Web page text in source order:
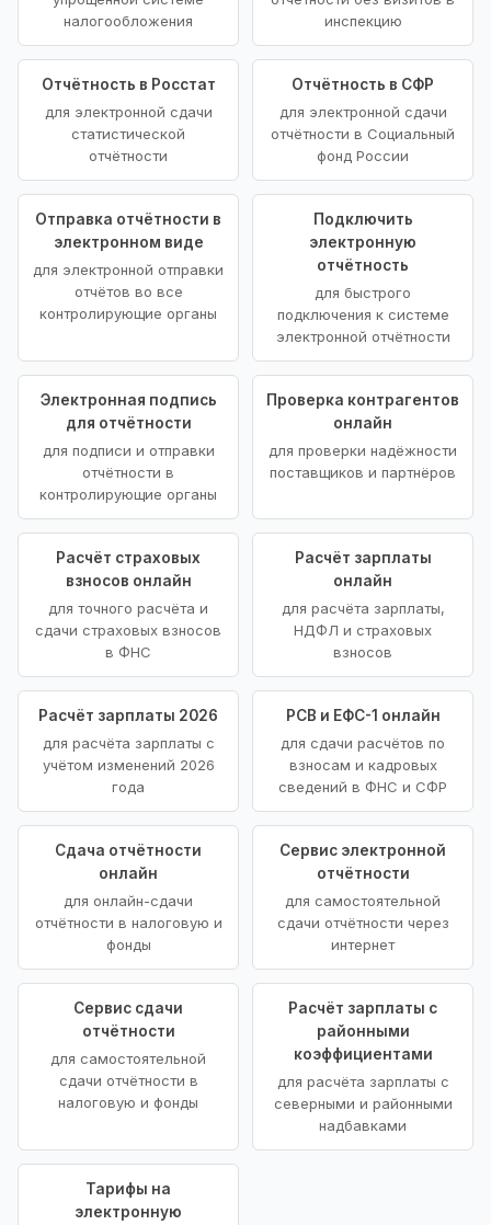
налогообложения
инспекцию
Отчётность в Росстат
для электронной сдачи
статистической
отчётности
Отчётность в СФР
для электронной сдачи
отчётности в Социальный
фонд России
Отправка отчётности в
электронном виде
для электронной отправки
отчётов во все
контролирующие органы
Подключить
электронную
отчётность
для быстрого
подключения к системе
электронной отчётности
Электронная подпись
для отчётности
для подписи и отправки
отчётности в
контролирующие органы
Проверка контрагентов
онлайн
для проверки надёжности
поставщиков и партнёров
Расчёт страховых
взносов онлайн
для точного расчёта и
сдачи страховых взносов
в ФНС
Расчёт зарплаты
онлайн
для расчёта зарплаты,
НДФЛ и страховых
взносов
Расчёт зарплаты 2026
для расчёта зарплаты с
учётом изменений 2026
года
РСВ и ЕФС-1 онлайн
для сдачи расчётов по
взносам и кадровых
сведений в ФНС и СФР
Сдача отчётности
онлайн
для онлайн-сдачи
отчётности в налоговую и
фонды
Сервис электронной
отчётности
для самостоятельной
сдачи отчётности через
интернет
Сервис сдачи
отчётности
для самостоятельной
сдачи отчётности в
налоговую и фонды
Расчёт зарплаты с
районными
коэффициентами
для расчёта зарплаты с
северными и районными
надбавками
Тарифы на
электронную